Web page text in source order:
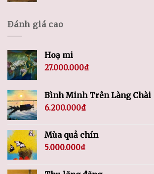
Đánh giá cao
Hoạ mi
27.000.000₫
Bình Minh Trên Làng Chài
6.200.000₫
Mùa quả chín
5.000.000₫